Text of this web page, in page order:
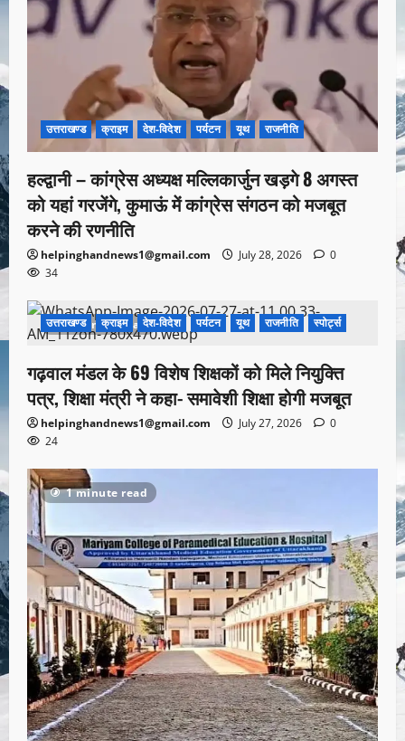
उत्तराखण्ड क्राइम देश-विदेश पर्यटन यूथ राजनीति
हल्द्वानी – कांग्रेस अध्यक्ष मल्लिकार्जुन खड़गे 8 अगस्त
को यहां गरजेंगे, कुमाऊं में कांग्रेस संगठन को मजबूत
करने की रणनीति
helpinghandnews1@gmail.com July 28, 2026
0
34
1 minute read
उत्तराखण्ड क्राइम देश-विदेश पर्यटन यूथ राजनीति स्पोर्ट्स
गढ़वाल मंडल के 69 विशेष शिक्षकों को मिले नियुक्ति
पत्र, शिक्षा मंत्री ने कहा- समावेशी शिक्षा होगी मजबूत
helpinghandnews1@gmail.com July 27, 2026
0
24
1 minute read